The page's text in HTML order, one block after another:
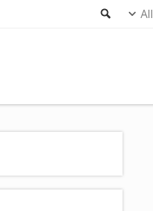
Search
All